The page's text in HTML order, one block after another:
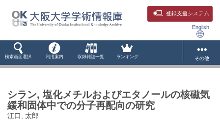
登録支援システム
English
検索画面選択 利用案内 収録雑誌一覧 ランキング その他
シラン, 塩化メチルおよびエタノールの核磁気
緩和固体中での分子再配向の研究
江口, 太郎